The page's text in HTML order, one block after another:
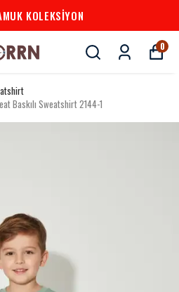
KOLEKSİYON
0
Baskılı Sweatshirt 2144-1